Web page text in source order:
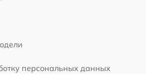
персональных данных